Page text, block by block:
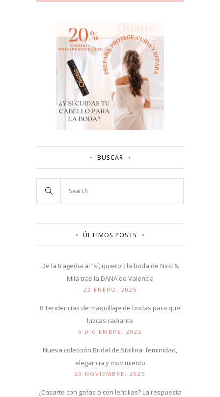
BUSCAR
ÚLTIMOS POSTS
De la tragedia al “sí, quiero”: la boda de Nico &
Mila tras la DANA de Valencia
22 ENERO, 2026
8 Tendencias de maquillaje de bodas para que
luzcas radiante
6 DICIEMBRE, 2025
Nueva colección Bridal de Sibilina: feminidad,
elegancia y movimiento
20 NOVIEMBRE, 2025
¿Casarte con gafas o con lentillas? La respuesta